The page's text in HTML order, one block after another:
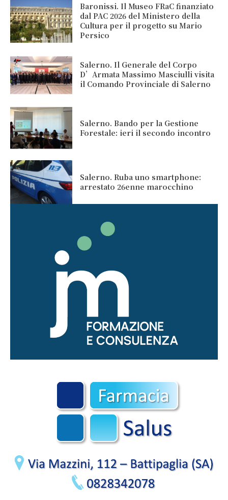
Baronissi. Il Museo FRaC finanziato
dal PAC 2026 del Ministero della
Cultura per il progetto su Mario
Persico
Salerno. Il Generale del Corpo
D’Armata Massimo Masciulli visita
il Comando Provinciale di Salerno
Salerno. Bando per la Gestione
Forestale: ieri il secondo incontro
Salerno. Ruba uno smartphone:
arrestato 26enne marocchino